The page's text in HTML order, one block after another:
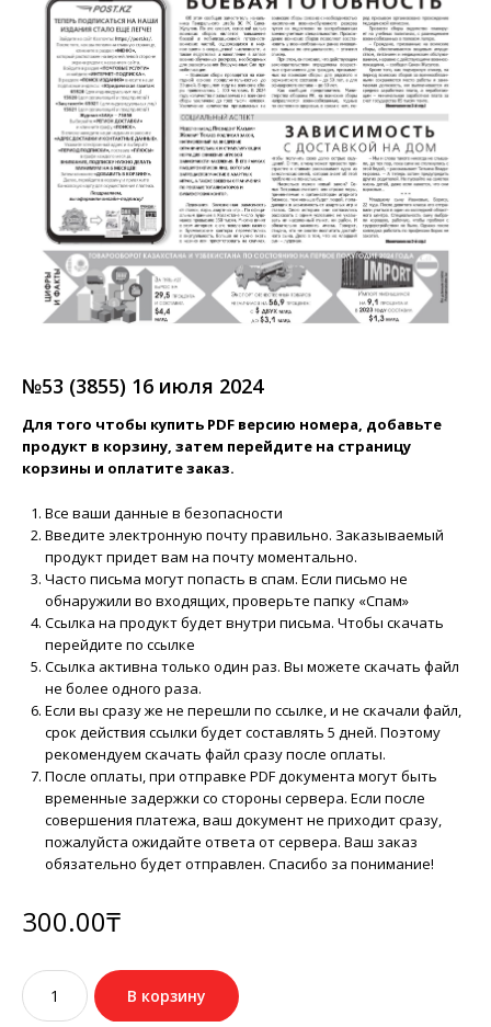
№53 (3855) 16 июля 2024
Для того чтобы купить PDF версию номера, добавьте
продукт в корзину, затем перейдите на страницу
корзины и оплатите заказ.
Все ваши данные в безопасности
Введите электронную почту правильно. Заказываемый
продукт придет вам на почту моментально.
Часто письма могут попасть в спам. Если письмо не
обнаружили во входящих, проверьте папку «Спам»
Ссылка на продукт будет внутри письма. Чтобы скачать
перейдите по ссылке
Ссылка активна только один раз. Вы можете скачать файл
не более одного раза.
Если вы сразу же не перешли по ссылке, и не скачали файл,
срок действия ссылки будет составлять 5 дней. Поэтому
рекомендуем скачать файл сразу после оплаты.
После оплаты, при отправке PDF документа могут быть
временные задержки со стороны сервера. Если после
совершения платежа, ваш документ не приходит сразу,
пожалуйста ожидайте ответа от сервера. Ваш заказ
обязательно будет отправлен. Спасибо за понимание!
300.00₸
Количество
товара
В корзину